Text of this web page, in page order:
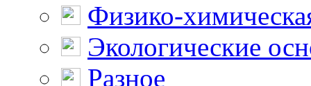
Физико-
Экологические
Разное